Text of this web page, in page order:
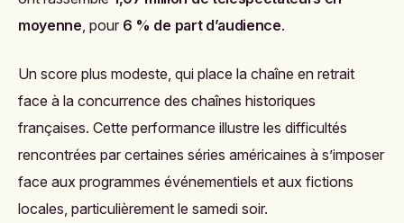
moyenne , pour 6 % de part d’audience.
Un score plus modeste, qui place la chaîne en retrait
face à la concurrence des chaînes historiques
françaises. Cette performance illustre les difficultés
rencontrées par certaines séries américaines à s’imposer
face aux programmes événementiels et aux fictions
locales, particulièrement le samedi soir.